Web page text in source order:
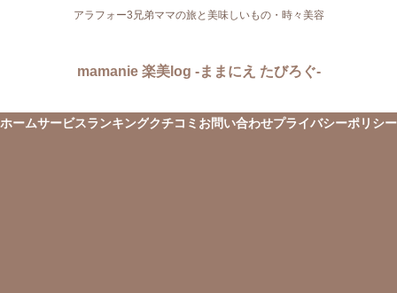
アラフォー3兄弟ママの旅と美味しいもの・時々美容
mamanie 楽美log -ままにえ たびろぐ-
ホームサービスランキングクチコミ お問い合わせプライバシーポリシー